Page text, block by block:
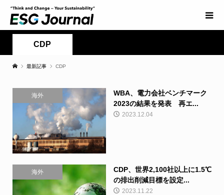
CDP
最新記事 CDP
海外
WBA、電力会社ベンチマーク
2023の結果を発表 再エ...
2023.12.04
海外
CDP、世界2,100社以上に1.5℃
の排出削減目標を設定...
2023.11.22